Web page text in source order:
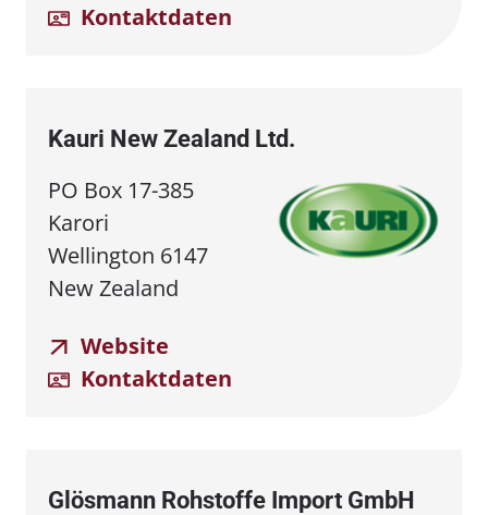
Kontaktdaten
Kauri New Zealand Ltd.
PO Box 17-385
Karori
Wellington 6147
New Zealand
Website
Kontaktdaten
Glösmann Rohstoffe Import GmbH